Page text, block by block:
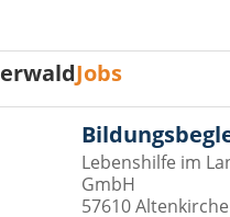
Jobs
Lebenshilfe im
GmbH
57610